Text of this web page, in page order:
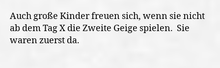
Auch große Kinder freuen sich, wenn sie nicht
ab dem Tag X die Zweite Geige spielen. Sie
waren zuerst da.